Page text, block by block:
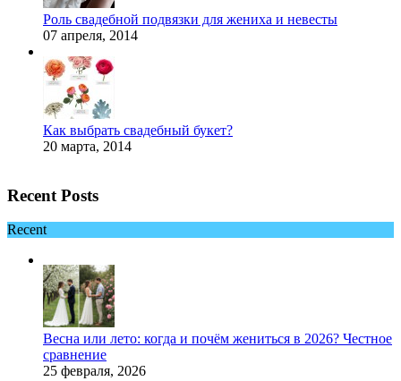
Роль свадебной подвязки для жениха и невесты
07 апреля, 2014
Как выбрать свадебный букет?
20 марта, 2014
Recent Posts
Recent
Весна или лето: когда и почём жениться в 2026? Честное
сравнение
25 февраля, 2026